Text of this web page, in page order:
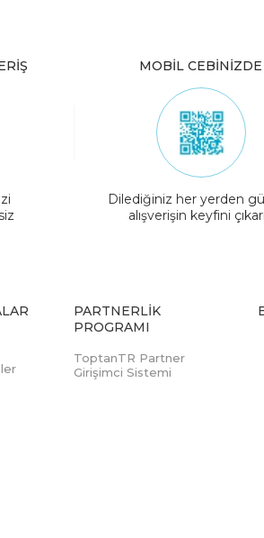
MOBİL CEBİNİZDE
Dilediğiniz her yerden
alışverişin keyfini
PARTNERLIK
PROGRAMI
ToptanTR Partner
Girişimci Sistemi